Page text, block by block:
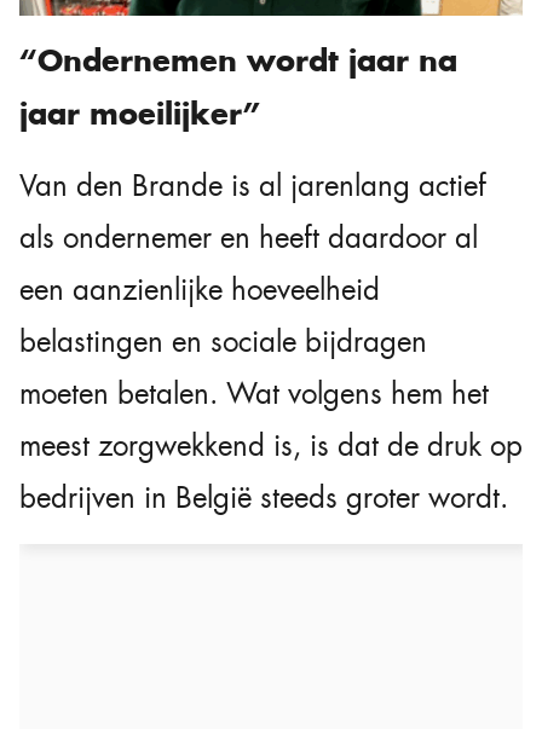
“Ondernemen wordt jaar na
jaar moeilijker”
Van den Brande is al jarenlang actief
als ondernemer en heeft daardoor al
een aanzienlijke hoeveelheid
belastingen en sociale bijdragen
moeten betalen. Wat volgens hem het
meest zorgwekkend is, is dat de druk op
bedrijven in België steeds groter wordt.